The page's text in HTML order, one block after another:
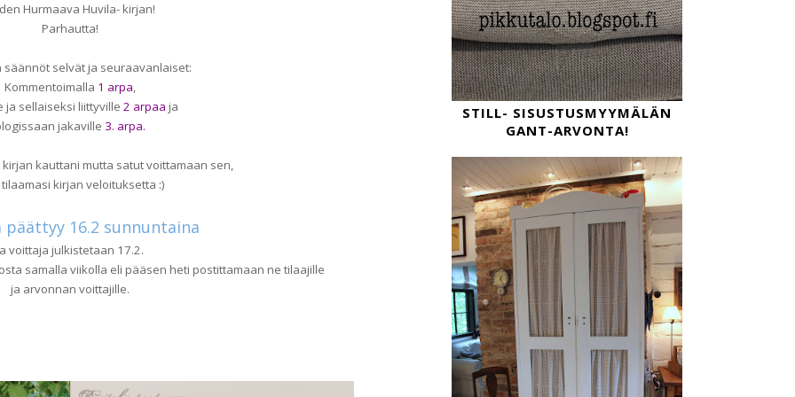
Hurmaava Huvila- kirjan!
Parhautta!
säännöt selvät ja seuraavanlaiset:
Kommentoimalla 1 arpa,
ja sellaiseksi liittyville 2 arpaa ja
jakaville 3. arpa.
kirjan kauttani mutta satut voittamaan sen,
kirjan veloituksetta :)
päättyy 16.2 sunnuntaina
voittaja julkistetaan 17.2.
samalla viikolla eli pääsen heti postittamaan ne tilaajille
ja arvonnan voittajille.
STILL- SISUSTUSMYYMÄLÄN
GANT-ARVONTA!